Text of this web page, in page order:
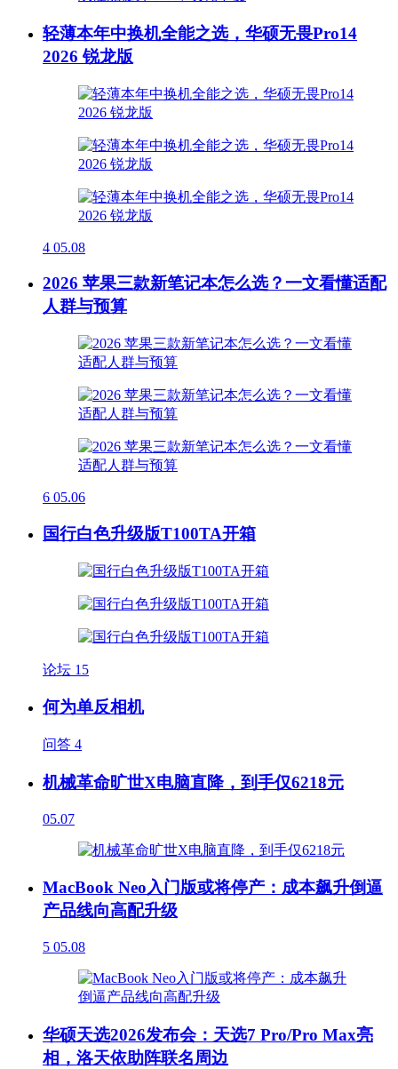
轻薄本年中换机全能之选，华硕无畏Pro14
2026 锐龙版
4 05.08
2026 苹果三款新笔记本怎么选？一文看懂适配
人群与预算
6 05.06
国行白色升级版T100TA开箱
论坛 15
何为单反相机
问答 4
机械革命旷世X电脑直降，到手仅6218元
05.07
MacBook Neo入门版或将停产：成本飙升倒逼
产品线向高配升级
5 05.08
华硕天选2026发布会：天选7 Pro/Pro Max亮
相，洛天依助阵联名周边